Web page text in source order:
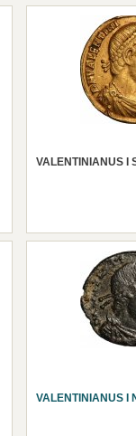
VALENTINIANUS I
VALENTINIANUS I